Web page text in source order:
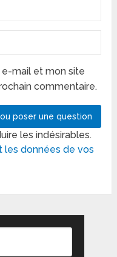
e-mail et mon site
commentaire.
les indésirables.
les données de vos